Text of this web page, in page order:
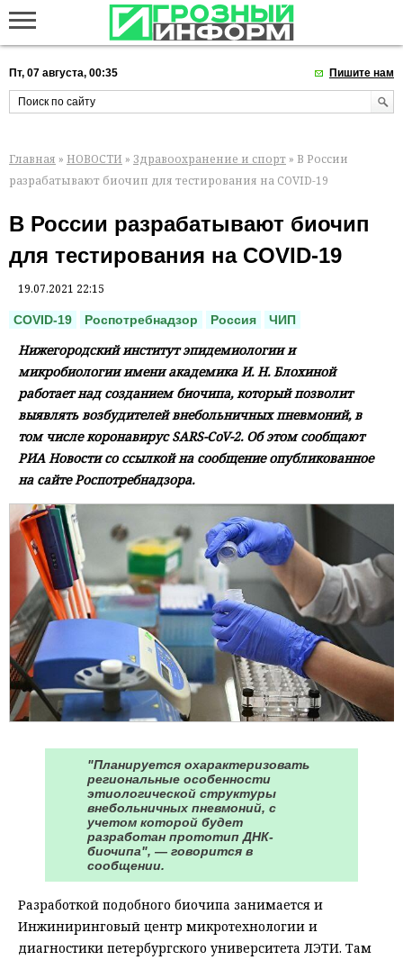
Пт, 07 августа, 00:35 Пишите нам
Главная » НОВОСТИ » Здравоохранение и спорт » В России
разрабатывают биочип для тестирования на COVID-19
В России разрабатывают биочип
для тестирования на COVID-19
19.07.2021 22:15
COVID-19 Роспотребнадзор Россия ЧИП
Нижегородский институт эпидемиологии и
микробиологии имени академика И. Н. Блохиной
работает над созданием биочипа, который позволит
выявлять возбудителей внебольничных пневмоний, в
том числе коронавирус SARS-CoV-2. Об этом сообщают
РИА Новости со ссылкой на сообщение опубликованное
на сайте Роспотребнадзора.
"Планируется охарактеризовать
региональные особенности
этиологической структуры
внебольничных пневмоний, с
учетом которой будет
разработан прототип ДНК-
биочипа", — говорится в
сообщении.
Разработкой подобного биочипа занимается и
Инжиниринговый центр микротехнологии и
диагностики петербургского университета ЛЭТИ. Там